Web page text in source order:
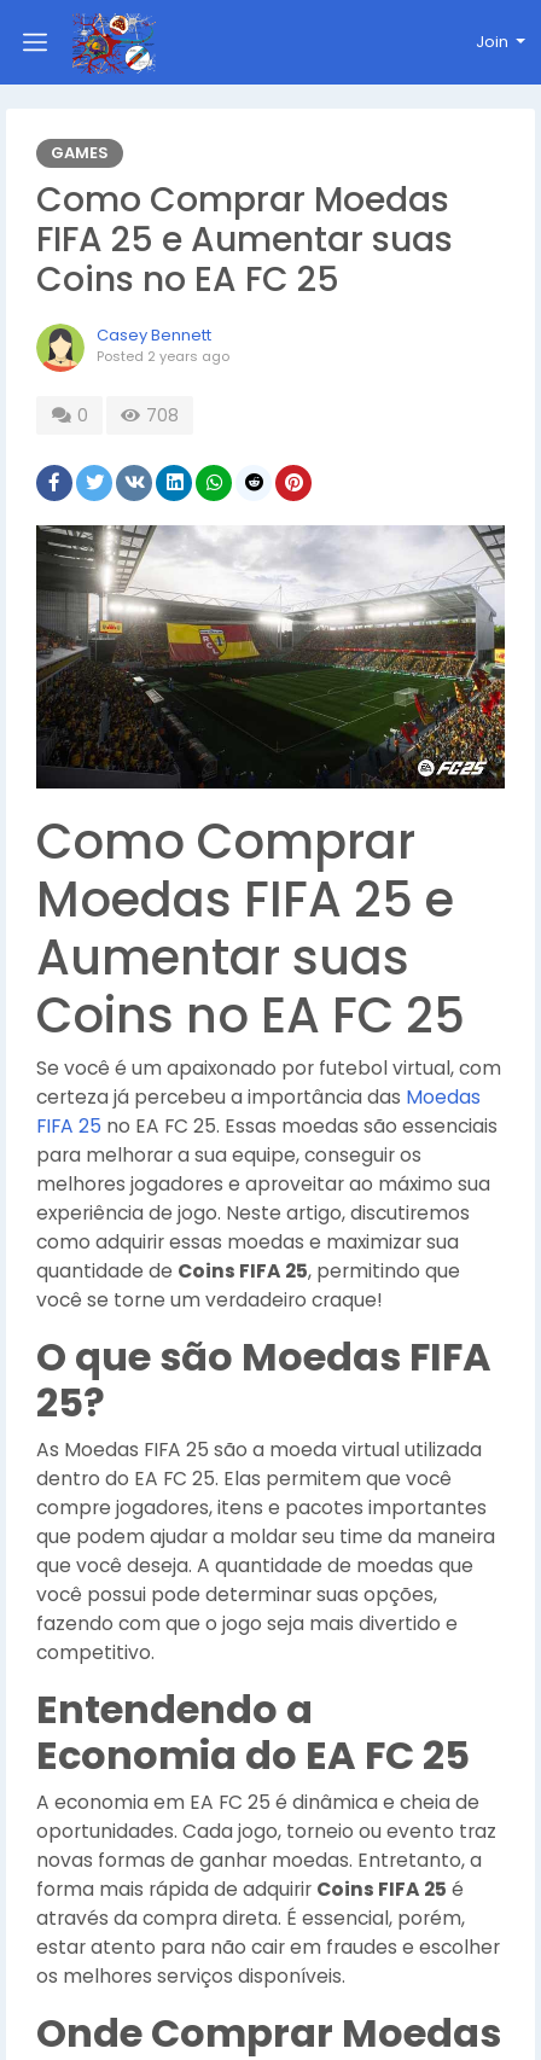
Join
GAMES
Como Comprar Moedas
FIFA 25 e Aumentar suas
Coins no EA FC 25
Casey Bennett
Posted 2 years ago
0 708
Como Comprar
Moedas FIFA 25 e
Aumentar suas
Coins no EA FC 25
Se você é um apaixonado por futebol virtual, com
certeza já percebeu a importância das Moedas
FIFA 25 no EA FC 25. Essas moedas são essenciais
para melhorar a sua equipe, conseguir os
melhores jogadores e aproveitar ao máximo sua
experiência de jogo. Neste artigo, discutiremos
como adquirir essas moedas e maximizar sua
quantidade de Coins FIFA 25, permitindo que
você se torne um verdadeiro craque!
O que são Moedas FIFA
25?
As Moedas FIFA 25 são a moeda virtual utilizada
dentro do EA FC 25. Elas permitem que você
compre jogadores, itens e pacotes importantes
que podem ajudar a moldar seu time da maneira
que você deseja. A quantidade de moedas que
você possui pode determinar suas opções,
fazendo com que o jogo seja mais divertido e
competitivo.
Entendendo a
Economia do EA FC 25
A economia em EA FC 25 é dinâmica e cheia de
oportunidades. Cada jogo, torneio ou evento traz
novas formas de ganhar moedas. Entretanto, a
forma mais rápida de adquirir Coins FIFA 25 é
através da compra direta. É essencial, porém,
estar atento para não cair em fraudes e escolher
os melhores serviços disponíveis.
Onde Comprar Moedas